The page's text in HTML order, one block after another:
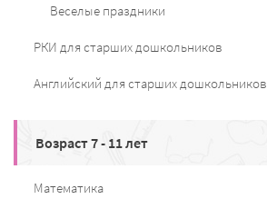
Веселые праздники
РКИ для старших дошкольников
Английский для старших дошкольников
Возраст 7 - 11 лет
Математика